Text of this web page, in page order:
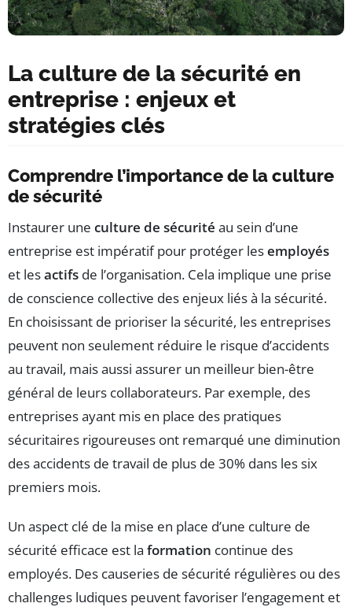
La culture de la sécurité en
entreprise : enjeux et
stratégies clés
Comprendre l’importance de la culture
de sécurité
Instaurer une culture de sécurité au sein d’une
entreprise est impératif pour protéger lesemployés
et lesactifs de l’organisation. Cela implique une prise
de conscience collective des enjeux liés à la sécurité.
En choisissant de prioriser la sécurité, les entreprises
peuvent non seulement réduire le risque d’accidents
au travail, mais aussi assurer un meilleur bien-être
général de leurs collaborateurs. Par exemple, des
entreprises ayant mis en place des pratiques
sécuritaires rigoureuses ont remarqué une diminution
des accidents de travail de plus de 30% dans les six
premiers mois.
Un aspect clé de la mise en place d’une culture de
sécurité efficace est la formation continue des
employés. Des causeries de sécurité régulières ou des
challenges ludiques peuvent favoriser l’engagement et